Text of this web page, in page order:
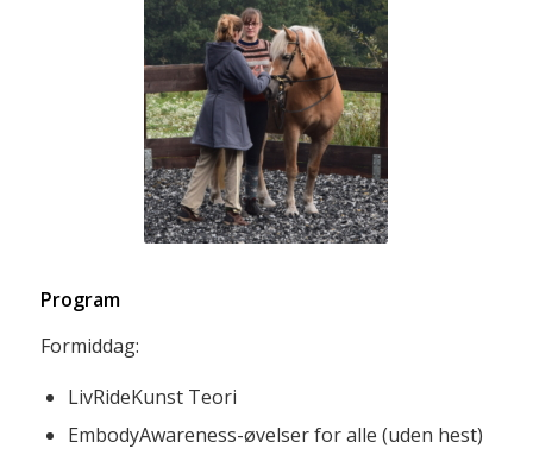
Program
Formiddag:
LivRideKunst Teori
EmbodyAwareness-øvelser for alle (uden hest)